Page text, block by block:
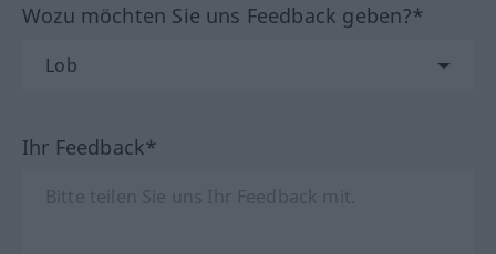
Wozu möchten Sie uns Feedback geben?*
Ihr Feedback*